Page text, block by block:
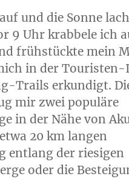
und die Sonne
9 Uhr krabbele ich
frühstückte mein
in der
Trails erkundigt.
mir zwei populäre
in der Nähe von
20 km langen
entlang der riesigen
oder die